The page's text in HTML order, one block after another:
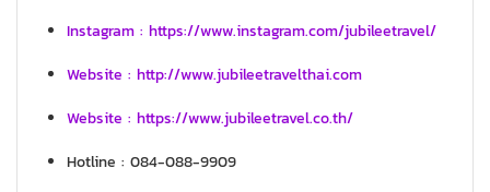
Instagram : https://www.instagram.com/jubileetravel/
Website : http://www.jubileetravelthai.com
Website : https://www.jubileetravel.co.th/
Hotline : 084-088-9909